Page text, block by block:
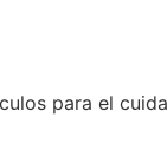
para el